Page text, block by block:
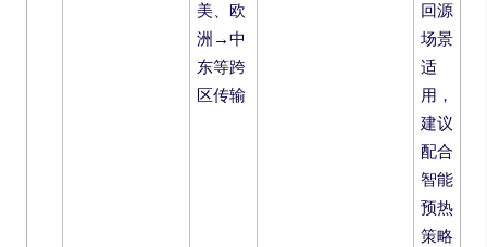
美、欧
洲→中
东等跨
区传输
回源
场景
适
用，
建议
配合
智能
预热
策略